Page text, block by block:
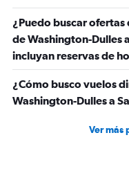
¿Puedo buscar
de Washington-Dulles
incluyan reservas de
¿Cómo busco vuelos
Washington-Dulles a
Ver más